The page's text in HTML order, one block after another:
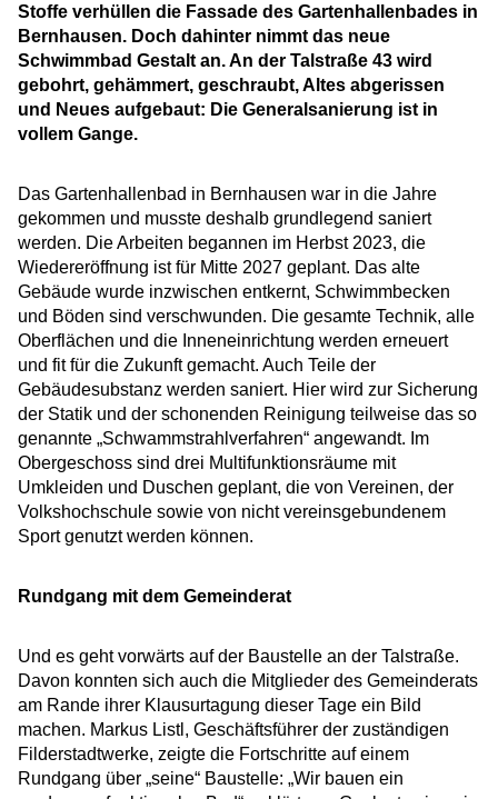
Stoffe verhüllen die Fassade des Gartenhallenbades in
Bernhausen. Doch dahinter nimmt das neue
Schwimmbad Gestalt an. An der Talstraße 43 wird
gebohrt, gehämmert, geschraubt, Altes abgerissen
und Neues aufgebaut: Die Generalsanierung ist in
vollem Gange.
Das Gartenhallenbad in Bernhausen war in die Jahre
gekommen und musste deshalb grundlegend saniert
werden. Die Arbeiten begannen im Herbst 2023, die
Wiedereröffnung ist für Mitte 2027 geplant. Das alte
Gebäude wurde inzwischen entkernt, Schwimmbecken
und Böden sind verschwunden. Die gesamte Technik, alle
Oberflächen und die Inneneinrichtung werden erneuert
und fit für die Zukunft gemacht. Auch Teile der
Gebäudesubstanz werden saniert. Hier wird zur Sicherung
der Statik und der schonenden Reinigung teilweise das so
genannte „Schwammstrahlverfahren“ angewandt. Im
Obergeschoss sind drei Multifunktionsräume mit
Umkleiden und Duschen geplant, die von Vereinen, der
Volkshochschule sowie von nicht vereinsgebundenem
Sport genutzt werden können.
Rundgang mit dem Gemeinderat
Und es geht vorwärts auf der Baustelle an der Talstraße.
Davon konnten sich auch die Mitglieder des Gemeinderats
am Rande ihrer Klausurtagung dieser Tage ein Bild
machen. Markus Listl, Geschäftsführer der zuständigen
Filderstadtwerke, zeigte die Fortschritte auf einem
Rundgang über „seine“ Baustelle: „Wir bauen ein